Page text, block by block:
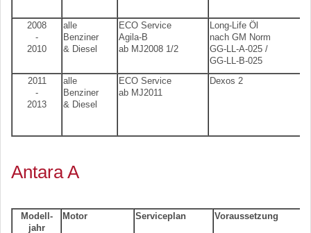
2008
-
2010
alle
Benziner
& Diesel
ECO Service
Agila-B
ab MJ2008 1/2
Long-Life Öl
nach GM Norm
GG-LL-A-025 /
GG-LL-B-025
2011
-
2013
alle
Benziner
& Diesel
ECO Service
ab MJ2011
Dexos 2
Antara A
Modell-
jahr
Motor Serviceplan Voraussetzung